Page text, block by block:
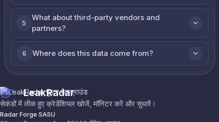
5
What about third-party vendors and
partners?
6 Where does this data come from?
LeakRadar
सेकंडों में लीक हुए क्रेडेंशियल खोजें, मॉनिटर करें और सुधारें।
Radar Forge SASU